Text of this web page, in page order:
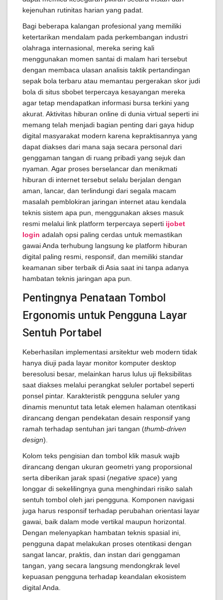
kejenuhan rutinitas harian yang padat.
Bagi beberapa kalangan profesional yang memiliki
ketertarikan mendalam pada perkembangan industri
olahraga internasional, mereka sering kali
menggunakan momen santai di malam hari tersebut
dengan membaca ulasan analisis taktik pertandingan
sepak bola terbaru atau memantau pergerakan skor judi
bola di situs sbobet terpercaya kesayangan mereka
agar tetap mendapatkan informasi bursa terkini yang
akurat. Aktivitas hiburan online di dunia virtual seperti ini
memang telah menjadi bagian penting dari gaya hidup
digital masyarakat modern karena kepraktisannya yang
dapat diakses dari mana saja secara personal dari
genggaman tangan di ruang pribadi yang sejuk dan
nyaman. Agar proses berselancar dan menikmati
hiburan di internet tersebut selalu berjalan dengan
aman, lancar, dan terlindungi dari segala macam
masalah pemblokiran jaringan internet atau kendala
teknis sistem apa pun, menggunakan akses masuk
resmi melalui link platform terpercaya seperti ijobet
login adalah opsi paling cerdas untuk memastikan
gawai Anda terhubung langsung ke platform hiburan
digital paling resmi, responsif, dan memiliki standar
keamanan siber terbaik di Asia saat ini tanpa adanya
hambatan teknis jaringan apa pun.
Pentingnya Penataan Tombol
Ergonomis untuk Pengguna Layar
Sentuh Portabel
Keberhasilan implementasi arsitektur web modern tidak
hanya diuji pada layar monitor komputer desktop
beresolusi besar, melainkan harus lulus uji fleksibilitas
saat diakses melalui perangkat seluler portabel seperti
ponsel pintar. Karakteristik pengguna seluler yang
dinamis menuntut tata letak elemen halaman otentikasi
dirancang dengan pendekatan desain responsif yang
ramah terhadap sentuhan jari tangan (thumb-driven
design).
Kolom teks pengisian dan tombol klik masuk wajib
dirancang dengan ukuran geometri yang proporsional
serta diberikan jarak spasi (negative space) yang
longgar di sekelilingnya guna menghindari risiko salah
sentuh tombol oleh jari pengguna. Komponen navigasi
juga harus responsif terhadap perubahan orientasi layar
gawai, baik dalam mode vertikal maupun horizontal.
Dengan melenyapkan hambatan teknis spasial ini,
pengguna dapat melakukan proses otentikasi dengan
sangat lancar, praktis, dan instan dari genggaman
tangan, yang secara langsung mendongkrak level
kepuasan pengguna terhadap keandalan ekosistem
digital Anda.